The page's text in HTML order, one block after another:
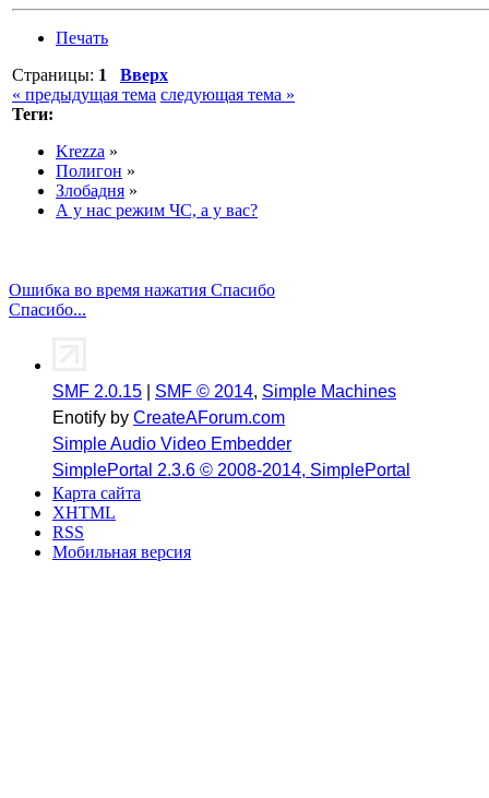
Печать
Страницы: 1
Вверх
« предыдущая тема следующая тема »
Теги:
Krezza »
Полигон »
Злобадня »
А у нас режим ЧС, а у вас?
Ошибка во время нажатия Спасибо
Спасибо...
SMF 2.0.15 SMF © 2014, Simple Machines
Enotify by CreateAForum.com
Simple Audio Video Embedder
SimplePortal 2.3.6 © 2008-2014, SimplePortal
Карта сайта
XHTML
RSS
Мобильная версия